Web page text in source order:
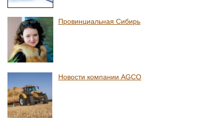
Провинциальная Сибирь
Новости компании AGCO